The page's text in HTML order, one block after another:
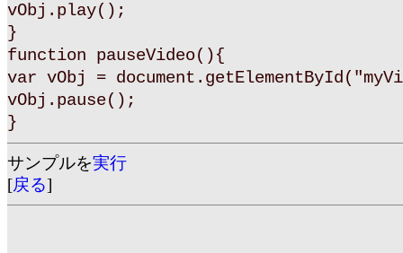
vObj.play();
}
function pauseVideo(){
var vObj =
vObj.pause();
}
サンプルを実行
[戻る]